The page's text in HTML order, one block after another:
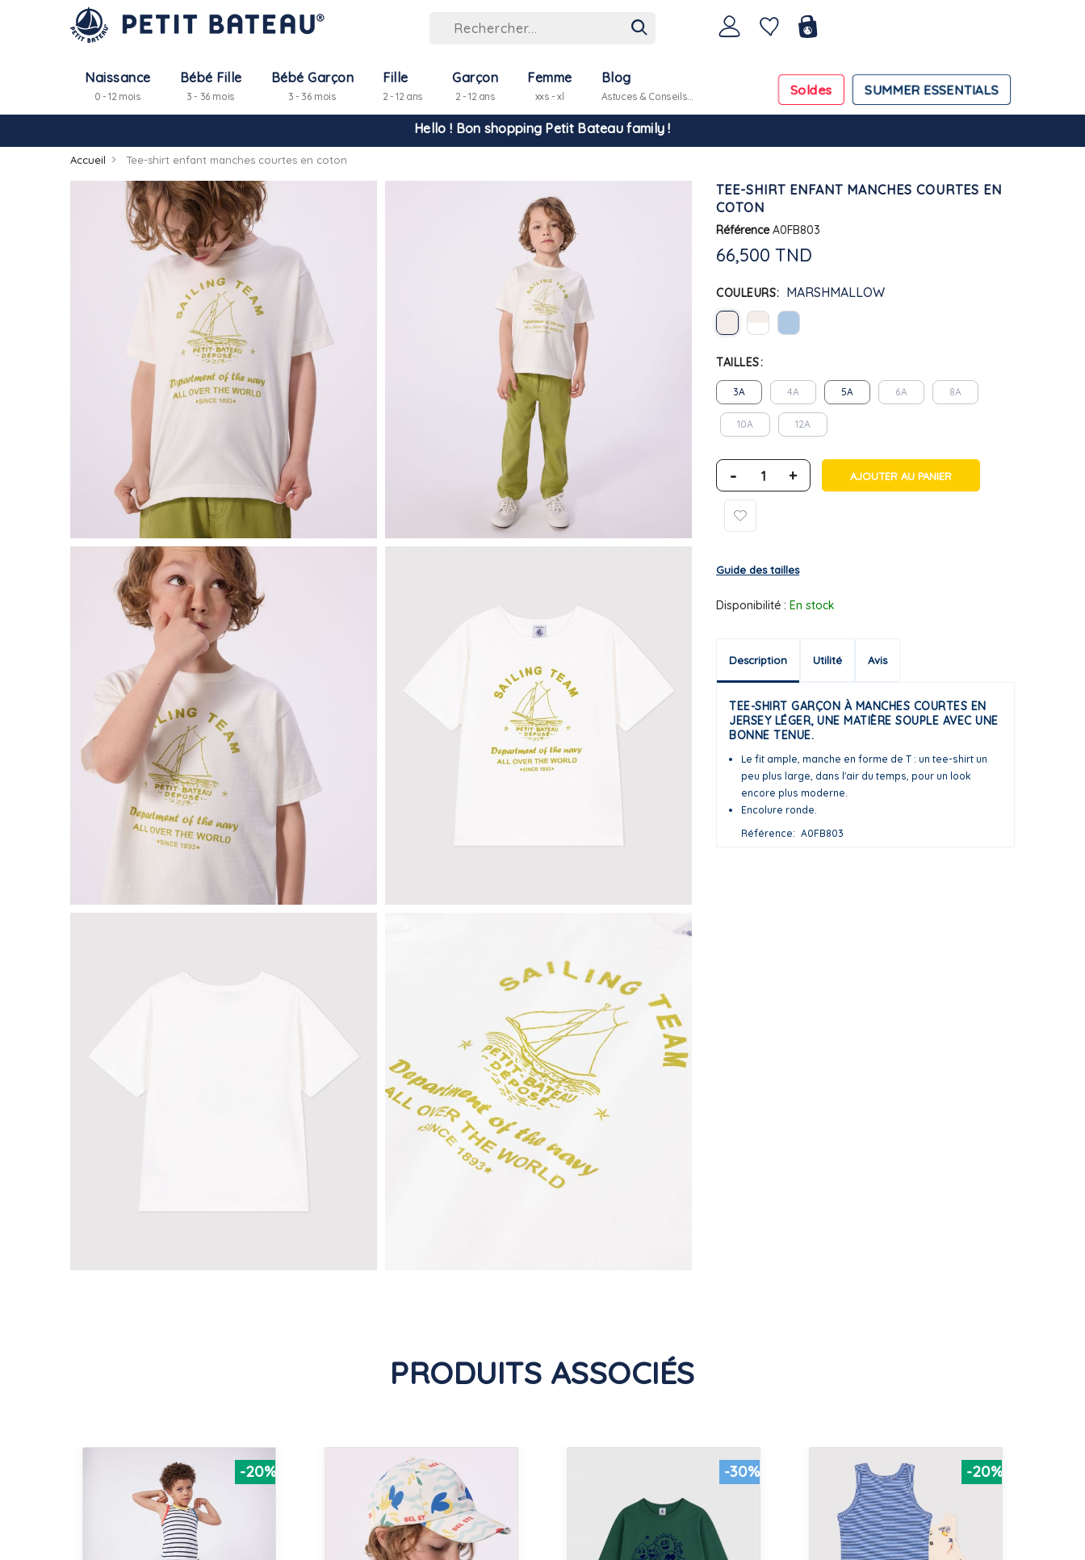
Naissance
0 - 12 mois
Bébé Fille
3 - 36 mois
Bébé Garçon
3 - 36 mois
Fille
2 - 12 ans
Garçon
2 - 12 ans
Femme
xxs - xl SUMMER ESSENTIALS
Soldes
Blog
Astuces & Conseils...
Hello ! Bon shopping Petit Bateau family !
La livraison est assurée partout en Tunisie !
Accueil Tee-shirt enfant manches courtes en coton
TEE-SHIRT ENFANT MANCHES COURTES EN
COTON
Référence A0FB803
66,500 TND
COULEURS MARSHMALLOW
TAILLES
3A 4A 5A 6A 8A
10A 12A
- + AJOUTER AU PANIER
Guide des tailles
Disponibilité : En stock
Description Utilité Avis
TEE-SHIRT GARÇON À MANCHES COURTES EN
JERSEY LÉGER, UNE MATIÈRE SOUPLE AVEC UNE
BONNE TENUE.
Le fit ample, manche en forme de T : un tee-shirt un
peu plus large, dans l'air du temps, pour un look
encore plus moderne.
Encolure ronde.
Référence
A0FB803
PRODUITS ASSOCIÉS
-20% -30% -20%